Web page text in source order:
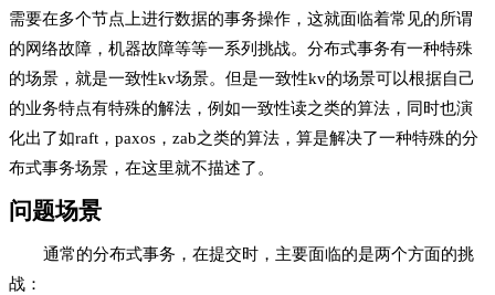
需要在多个节点上进行数据的事务操作，这就面临着常见的所谓
的网络故障，机器故障等等一系列挑战。分布式事务有一种特殊
的场景，就是一致性kv场景。但是一致性kv的场景可以根据自己
的业务特点有特殊的解法，例如一致性读之类的算法，同时也演
化出了如raft，paxos，zab之类的算法，算是解决了一种特殊的分
布式事务场景，在这里就不描述了。
问题场景
通常的分布式事务，在提交时，主要面临的是两个方面的挑
战：